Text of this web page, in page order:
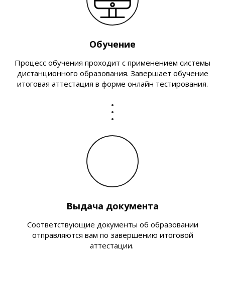
Обучение
Процесс обучения проходит с применением системы
дистанционного образования. Завершает обучение
итоговая аттестация в форме онлайн тестирования.
Выдача документа
Соответствующие документы об образовании
отправляются вам по завершению итоговой
аттестации.